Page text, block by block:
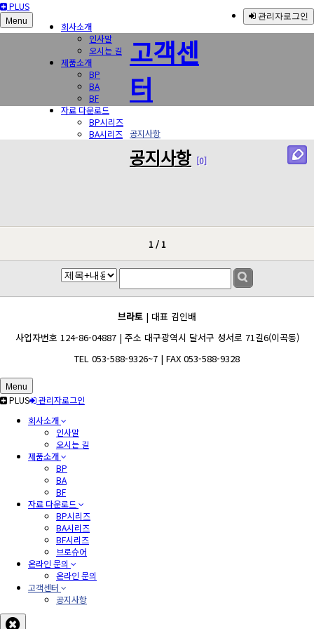
관리자로그인
PLUS
Menu
회사소개
인사말
오시는 길
제품소개
BP
BA
BF
자료 다운로드
BP시리즈
BA시리즈
고객센
터
공지사항
공지사항 [0]
1 / 1
브라토 | 대표 김인배
사업자번호 124-86-04887 | 주소 대구광역시 달서구 성서로 71길6(이곡동)
TEL 053-588-9326~7 | FAX 053-588-9328
Menu
PLUS
관리자로그인
회사소개
인사말
오시는 길
제품소개
BP
BA
BF
자료 다운로드
BP시리즈
BA시리즈
BF시리즈
브로슈어
온라인 문의
온라인 문의
고객센터
공지사항